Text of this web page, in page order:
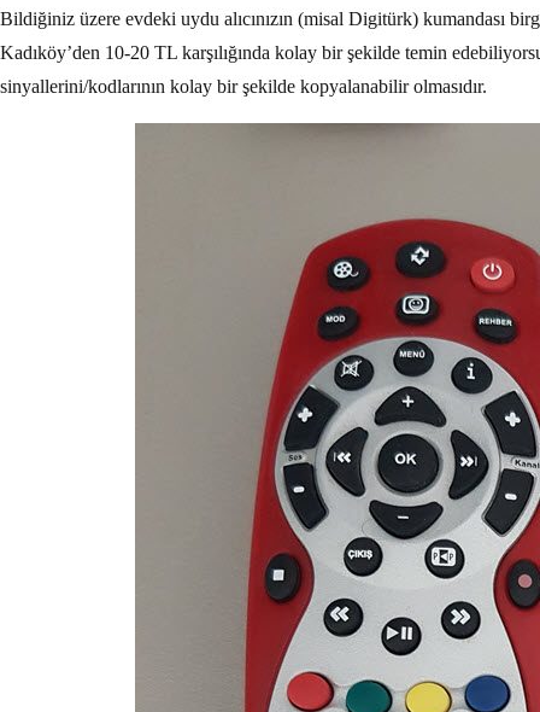
Bildiğiniz üzere evdeki uydu alıcınızın (misal Digitürk) kumandası
Kadıköy’den 10-20 TL karşılığında kolay bir şekilde temin
sinyallerini/kodlarının kolay bir şekilde kopyalanabilir olmasıdır.